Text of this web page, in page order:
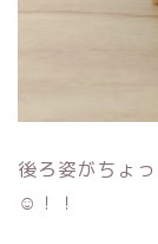
後ろ姿がちょ
☺！！